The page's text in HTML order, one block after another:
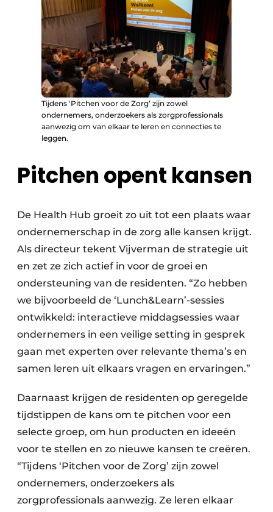
Tijdens ‘Pitchen voor de Zorg’ zijn zowel
ondernemers, onderzoekers als zorgprofessionals
aanwezig om van elkaar te leren en connecties te
leggen.
Pitchen opent kansen
De Health Hub groeit zo uit tot een plaats waar
ondernemerschap in de zorg alle kansen krijgt.
Als directeur tekent Vijverman de strategie uit
en zet ze zich actief in voor de groei en
ondersteuning van de residenten. “Zo hebben
we bijvoorbeeld de ‘Lunch&Learn’-sessies
ontwikkeld: interactieve middagsessies waar
ondernemers in een veilige setting in gesprek
gaan met experten over relevante thema’s en
samen leren uit elkaars vragen en ervaringen.”
Daarnaast krijgen de residenten op geregelde
tijdstippen de kans om te pitchen voor een
selecte groep, om hun producten en ideeën
voor te stellen en zo nieuwe kansen te creëren.
“Tijdens ‘Pitchen voor de Zorg’ zijn zowel
ondernemers, onderzoekers als
zorgprofessionals aanwezig. Ze leren elkaar